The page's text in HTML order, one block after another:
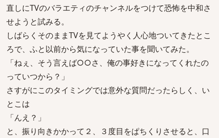
直しにTVのバラエティのチャンネルをつけて恐怖を中和さ
せようと試みる。
しばらくそのままTVを見てようやく人心地ついてきたとこ
ろで、ふと以前から気になっていた事を聞いてみた。
「ねぇ、そう言えば○○さ、俺の事好きになってくれたの
っていつから？」
さすがにこのタイミングでは意外な質問だったらしく、い
とこは
「んえ？」
と、振り向きかかって２、３度目をぱちくりさせると、口